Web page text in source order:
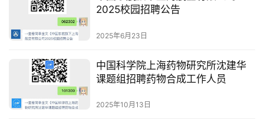
2025校园招聘公告
2025年6月23日
中国科学院上海药物研究所沈建华
课题组招聘药物合成工作人员
2025年10月13日